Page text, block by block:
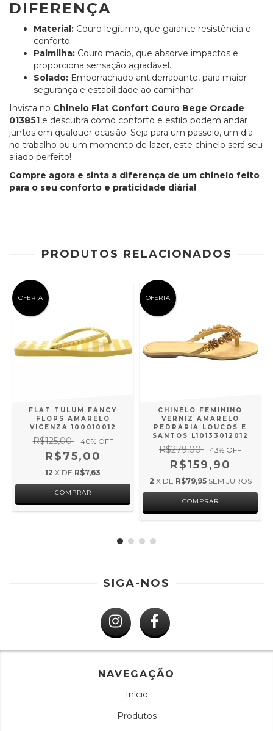
DIFERENÇA
Material: Couro legítimo, que garante resistência e
conforto.
Palmilha: Couro macio, que absorve impactos e
proporciona sensação agradável.
Solado: Emborrachado antiderrapante, para maior
segurança e estabilidade ao caminhar.
Invista no Chinelo Flat Confort Couro Bege Orcade
013851 e descubra como conforto e estilo podem andar
juntos em qualquer ocasião. Seja para um passeio, um dia
no trabalho ou um momento de lazer, este chinelo será seu
aliado perfeito!
Compre agora e sinta a diferença de um chinelo feito
para o seu conforto e praticidade diária!
PRODUTOS RELACIONADOS
OFERTA
FLAT TULUM FANCY
FLOPS AMARELO
VICENZA 100010012
R$125,00 40% OFF
R$75,00
12 X DE R$7,63
COMPRAR
OFERTA
CHINELO FEMININO
VERNIZ AMARELO
PEDRARIA LOUCOS E
SANTOS L10133012012
R$279,00 43% OFF
R$159,90
2 X DE R$79,95 SEM JUROS
COMPRAR
SIGA-NOS
NAVEGAÇÃO
Início
Produtos